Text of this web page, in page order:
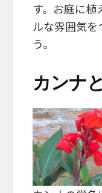
す。お庭に植
ルな雰囲気を
う。
カンナ